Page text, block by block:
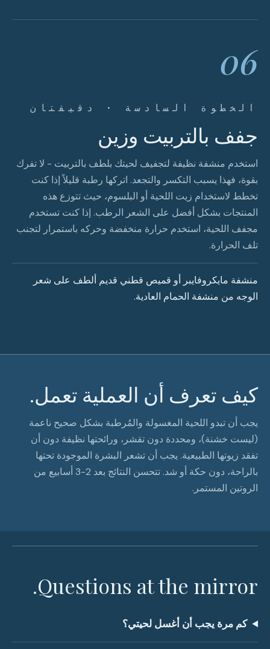
06
الخطوة السادسة · دقيقتان
جفف بالتربيت وزين
استخدم منشفة نظيفة لتجفيف لحيتك بلطف بالتربيت - لا تفرك
بقوة، فهذا يسبب التكسر والتجعد. اتركها رطبة قليلاً إذا كنت
تخطط لاستخدام زيت اللحية أو البلسوم، حيث تتوزع هذه
المنتجات بشكل أفضل على الشعر الرطب. إذا كنت تستخدم
مجفف اللحية، استخدم حرارة منخفضة وحركه باستمرار لتجنب
تلف الحرارة.
منشفة مايكروفايبر أو قميص قطني قديم ألطف على شعر
الوجه من منشفة الحمام العادية.
كيف تعرف أن العملية تعمل.
يجب أن تبدو اللحية المغسولة والمُرطبة بشكل صحيح ناعمة
(ليست خشنة)، ومحددة دون تقشر، ورائحتها نظيفة دون أن
تفقد زيوتها الطبيعية. يجب أن تشعر البشرة الموجودة تحتها
بالراحة، دون حكة أو شد. تتحسن النتائج بعد 2-3 أسابيع من
الروتين المستمر.
Questions at the mirror.
كم مرة يجب أن أغسل لحيتي؟